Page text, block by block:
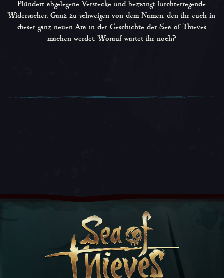
Plündert abgelegene Verstecke und bezwingt furchterregende
Widersacher. Ganz zu schweigen von dem Namen, den ihr euch in
dieser ganz neuen Ära in der Geschichte der Sea of Thieves
machen werdet. Worauf wartet ihr noch?